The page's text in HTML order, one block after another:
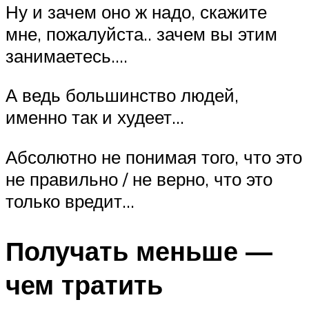
Ну и зачем оно ж надо, скажите
мне, пожалуйста.. зачем вы этим
занимаетесь….
А ведь большинство людей,
именно так и худеет…
Абсолютно не понимая того, что это
не правильно / не верно, что это
только вредит…
Получать меньше —
чем тратить